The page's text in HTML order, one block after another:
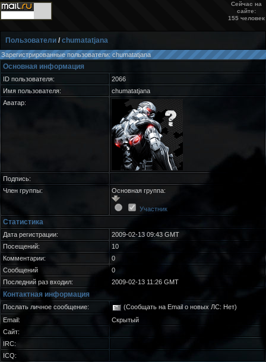
Сейчас на
сайте:
155 человек
Пользователи /chumatatjana
Зарегистрированные пользователи: chumatatjana
Основная информация
ID пользователя:
2066
Имя пользователя:
chumatatjana
Аватар:
Подпись:
Член группы:
Основная группа:
Участник
Статистика
Дата регистрации:
2009-02-13 09:43 GMT
Посещений:
10
Комментарии:
0
Сообщений
0
Последний раз входил:
2009-02-13 11:26 GMT
Контактная информация
Послать личное сообщение:
(Сообщать на Email о новых ЛС: Нет)
Email:
Скрытый
Сайт:
IRC:
ICQ: